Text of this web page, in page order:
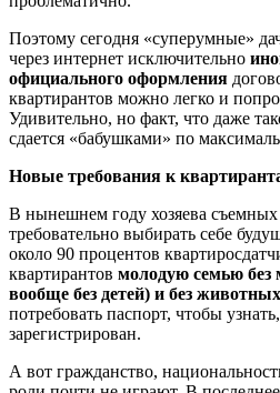
Поэтому сегодня «суперумные»
через интернет исключительно
официального оформления
квартирантов можно легко и
Удивительно, но факт, что даже
сдается «бабушками» по
Новые требования к
В нынешнем году хозяева съемных
требовательно выбирать себе
около 90 процентов
квартирантов молодую семью без
вообще без детей) и без животных
потребовать паспорт, чтобы
зарегистрирован.
А вот гражданство,